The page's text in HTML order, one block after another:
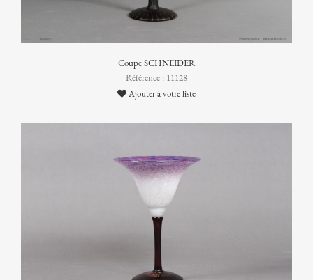
Coupe SCHNEIDER
Référence : 11128
Ajouter à votre liste